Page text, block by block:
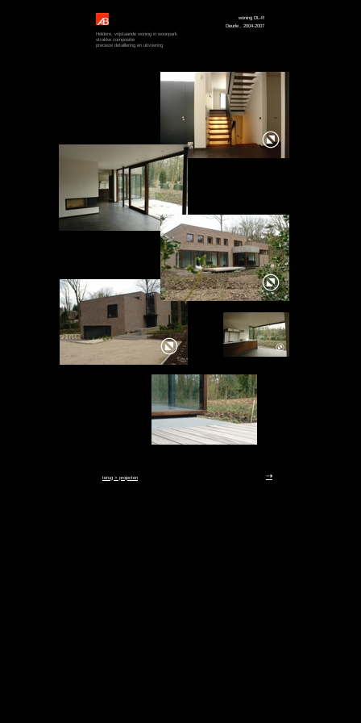
woning DL-R
Deurle , 2004-2007
Heldere, vrijstaande woning in woonpark
strakke compositie
precieze detaillering en uitvoering
terug > projecten ⇢